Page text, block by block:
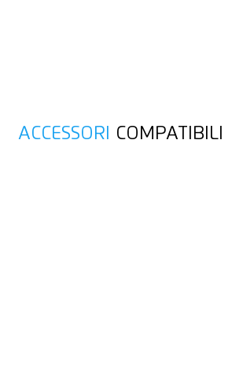
ACCESSORI COMPATIBILI